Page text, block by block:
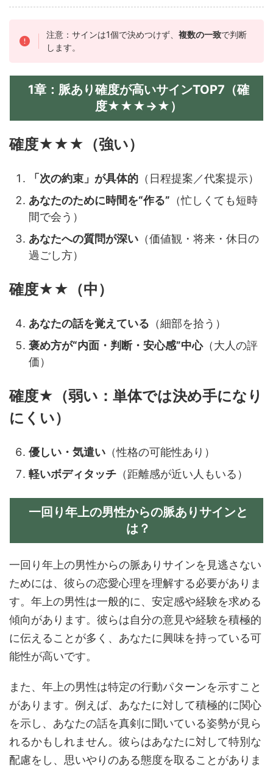
注意：サインは1個で決めつけず、複数の一致で判断
します。
1章：脈あり確度が高いサインTOP7（確
度★★★→★）
確度★★★（強い）
「次の約束」が具体的 （日程提案／代案提示）
あなたのために時間を“作る” （忙しくても短時
間で会う）
あなたへの質問が深い （価値観・将来・休日の
過ごし方）
確度★★（中）
あなたの話を覚えている （細部を拾う）
褒め方が“内面・判断・安心感”中心（大人の評
価）
確度★（弱い：単体では決め手になり
にくい）
優しい・気遣い （性格の可能性あり）
軽いボディタッチ （距離感が近い人もいる）
一回り年上の男性からの脈ありサインと
は？
一回り年上の男性からの脈ありサインを見逃さない
ためには、彼らの恋愛心理を理解する必要がありま
す。年上の男性は一般的に、安定感や経験を求める
傾向があります。彼らは自分の意見や経験を積極的
に伝えることが多く、あなたに興味を持っている可
能性が高いです。
また、年上の男性は特定の行動パターンを示すこと
があります。例えば、あなたに対して積極的に関心
を示し、あなたの話を真剣に聞いている姿勢が見ら
れるかもしれません。彼らはあなたに対して特別な
配慮をし、思いやりのある態度を取ることがありま